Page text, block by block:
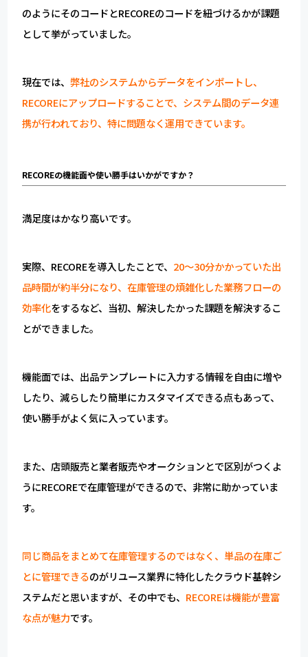
のようにそのコードとRECOREのコードを紐づけるかが課題
として挙がっていました。
現在では、弊社のシステムからデータをインポートし、
RECOREにアップロードすることで、システム間のデータ連
携が行われており、特に問題なく運用できています。
RECOREの機能面や使い勝手はいかがですか？
満足度はかなり高いです。
実際、RECOREを導入したことで、 20～30分かかっていた出
品時間が約半分になり、在庫管理の煩雑化した業務フローの
効率化をするなど、当初、解決したかった課題を解決するこ
とができました。
機能面では、出品テンプレートに入力する情報を自由に増や
したり、減らしたり簡単にカスタマイズできる点もあって、
使い勝手がよく気に入っています。
また、店頭販売と業者販売やオークションとで区別がつくよ
うにRECOREで在庫管理ができるので、非常に助かっていま
す。
同じ商品をまとめて在庫管理するのではなく、単品の在庫ご
とに管理できるのがリユース業界に特化したクラウド基幹シ
ステムだと思いますが、その中でも、 RECOREは機能が豊富
な点が魅力です。